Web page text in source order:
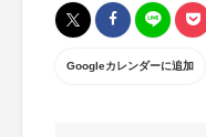
Googleカレンダーに追加